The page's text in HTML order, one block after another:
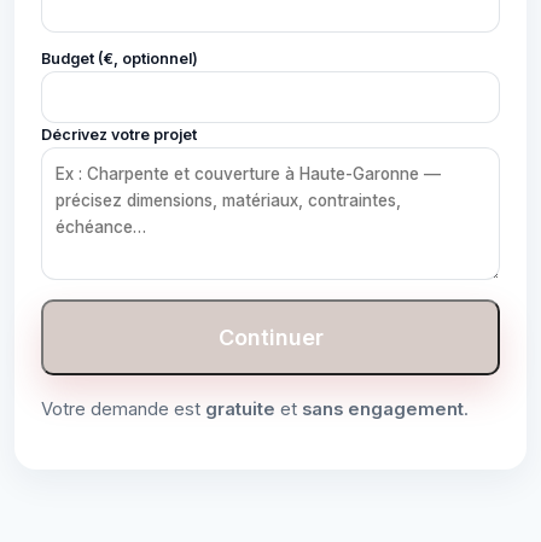
Budget (€, optionnel)
Décrivez votre projet
Continuer
Votre demande est gratuite et sans engagement.